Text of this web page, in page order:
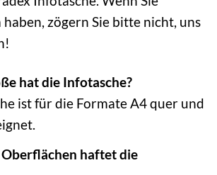
zögern Sie bitte nicht, uns
hat die Infotasche?
ist für die Formate A4 quer und
haftet die